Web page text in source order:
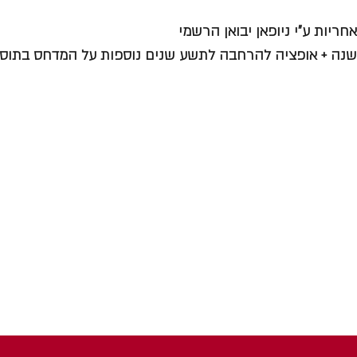
אחריות ע"י ניופאן יבואן הרשמי
שנה + אופציה להרחבה לתשע שנים נוספות על המדחס בתוספת